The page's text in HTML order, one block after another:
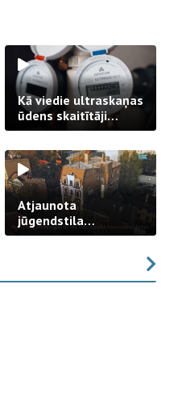
Kā viedie ultraskaņas
ūdens skaitītāji
strādā praksē
Atjaunota
jūgendstila
arhitektūras pērles